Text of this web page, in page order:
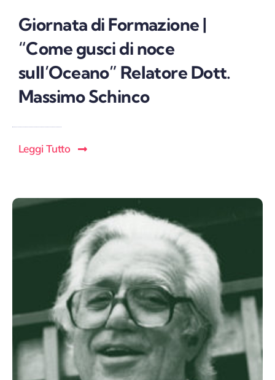
Giornata di Formazione |
“Come gusci di noce
sull’Oceano” Relatore Dott.
Massimo Schinco
Leggi Tutto